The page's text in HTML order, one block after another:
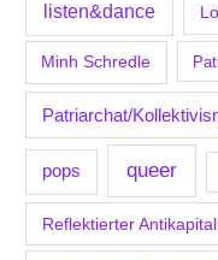
listen&dance
Minh Schredle
Patriarchat/
pops queer
Reflektierter